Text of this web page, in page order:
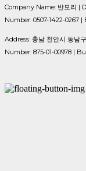
Company Name: 반모리 |
Number: 0507-1422-0267
Address: 충남 천안시 동남
Number: 875-01-00978 |